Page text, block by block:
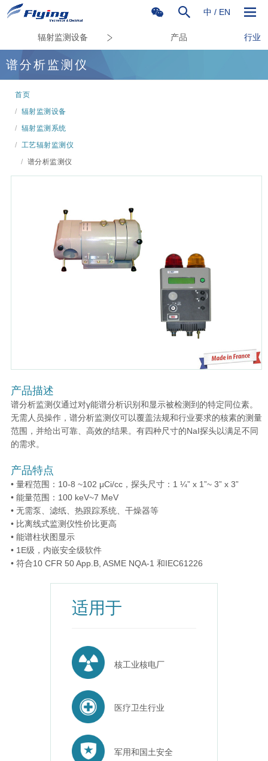
中 / EN
辐射监测设备 产品 行业
谱分析监测仪
首页
/ 辐射监测设备
/ 辐射监测系统
/ 工艺辐射监测仪
/ 谱分析监测仪
产品描述
谱分析监测仪通过对γ能谱分析识别和显示被检测到的特定同位素。
无需人员操作，谱分析监测仪可以覆盖法规和行业要求的核素的测量
范围，并给出可靠、高效的结果。有四种尺寸的NaI探头以满足不同
的需求。
产品特点
• 量程范围：10-8 ~102 μCi/cc，探头尺寸：1 ¼” x 1”~ 3” x 3”
• 能量范围：100 keV~7 MeV
• 无需泵、滤纸、热跟踪系统、干燥器等
• 比离线式监测仪性价比更高
• 能谱柱状图显示
• 1E级，内嵌安全级软件
• 符合10 CFR 50 App.B, ASME NQA-1 和IEC61226
适用于
核工业核电厂
医疗卫生行业
军用和国土安全